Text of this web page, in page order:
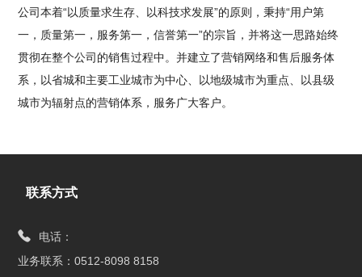
公司本着“以质量求生存、以科技求发展”的原则，秉持“用户第
一，质量第一，服务第一，信誉第一”的宗旨，并将这一思路始终
贯彻在整个公司的销售过程中。并建立了营销网络和售后服务体
系，以省城和主要工业城市为中心、以地级城市为重点、以县级
城市为辐射点的营销体系，服务广大客户。
联系方式
电话：
业务联系：0512-8098 8158